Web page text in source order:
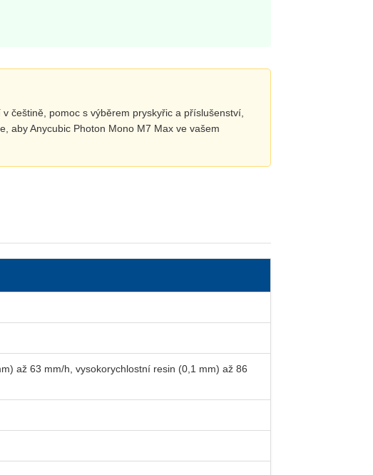
češtině, pomoc s výběrem pryskyřic a příslušenství,
aby Anycubic Photon Mono M7 Max ve vašem
až 63 mm/h, vysokorychlostní resin (0,1 mm) až 86